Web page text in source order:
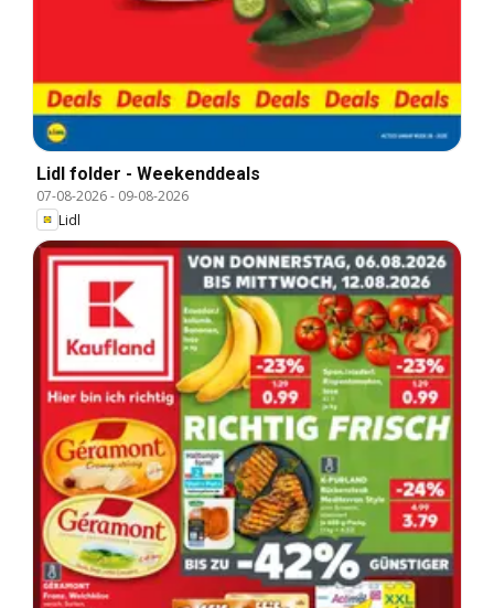
Lidl folder - Weekenddeals
07-08-2026- 09-08-2026
Lidl